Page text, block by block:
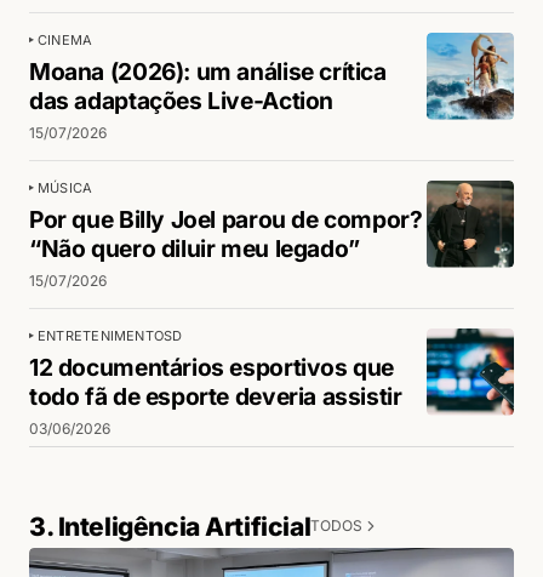
CINEMA
Moana (2026): um análise crítica
das adaptações Live-Action
15/07/2026
MÚSICA
Por que Billy Joel parou de compor?
“Não quero diluir meu legado”
15/07/2026
ENTRETENIMENTOSD
12 documentários esportivos que
todo fã de esporte deveria assistir
03/06/2026
3. Inteligência ArtificialTODOS